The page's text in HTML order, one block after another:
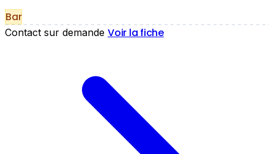
Bar
Contact sur demande Voir la fiche